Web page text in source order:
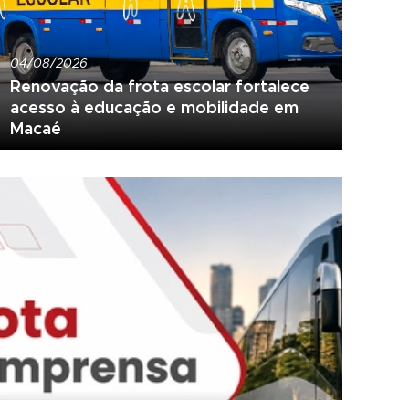
04/08/2026
Renovação da frota escolar fortalece
acesso à educação e mobilidade em
Macaé